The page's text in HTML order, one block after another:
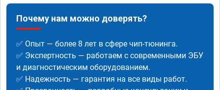
Почему нам можно доверять?
✅ Опыт — более 8 лет в сфере чип-тюнинга.
✅ Экспертность — работаем с современными ЭБУ
и диагностическим оборудованием.
✅ Надежность — гарантия на все виды работ.